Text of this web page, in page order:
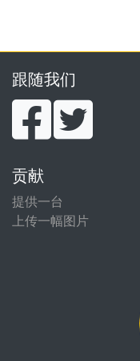
跟随我们
贡献
提供一台
上传一幅图片